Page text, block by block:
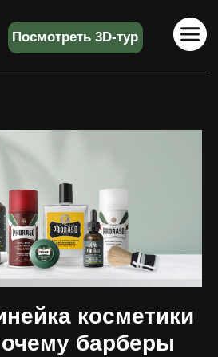
+7
3D-тур
косметики
барберы